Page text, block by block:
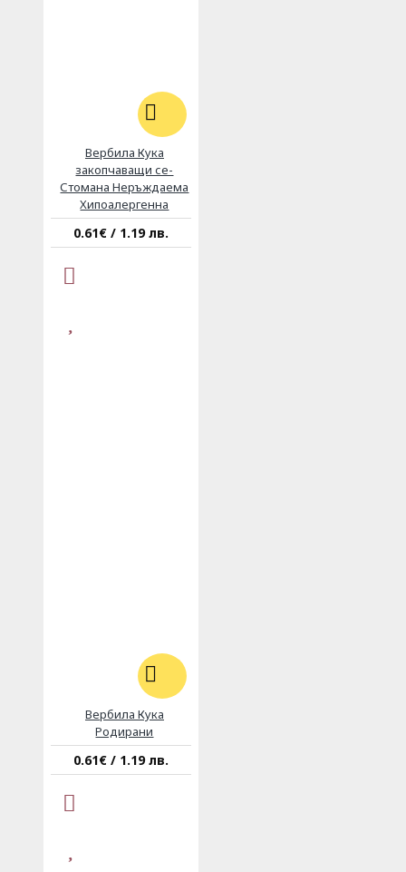
Вербила Кука
закопчаващи се-
Стомана Неръждаема
Хипоалергенна
0.61€ / 1.19 лв.
Вербила Кука
Родирани
0.61€ / 1.19 лв.